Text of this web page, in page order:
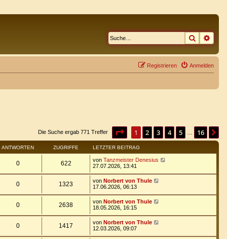
Suche
Anmelden
Registrieren
Die Suche ergab 771 Treffer Seite von16
1 2 3 4 5 16
ANTWORTEN ZUGRIFFE LETZTER BEITRAG
0 622 von Tanzmeister Denesius
27.07.2026, 13:41
0 1323 von Norbert von Thule
17.06.2026, 06:13
0 2638 von Norbert von Thule
18.05.2026, 16:15
0 1417 von Norbert von Thule
12.03.2026, 09:07